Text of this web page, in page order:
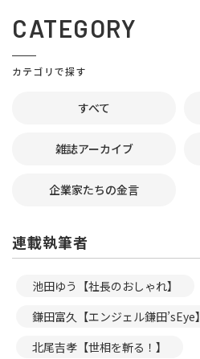
CATEGORY
カテゴリで探す
すべて
雑誌アーカイブ
企業家たちの金言
連載執筆者
池田ゆう【社長のおしゃれ】
鎌田富久【エンジェル鎌田’sEye】
北尾吉孝【世相を斬る！】